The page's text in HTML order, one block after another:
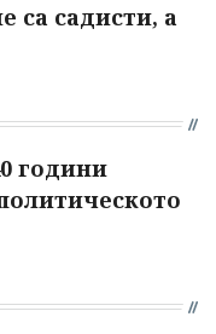
са садисти, а
години